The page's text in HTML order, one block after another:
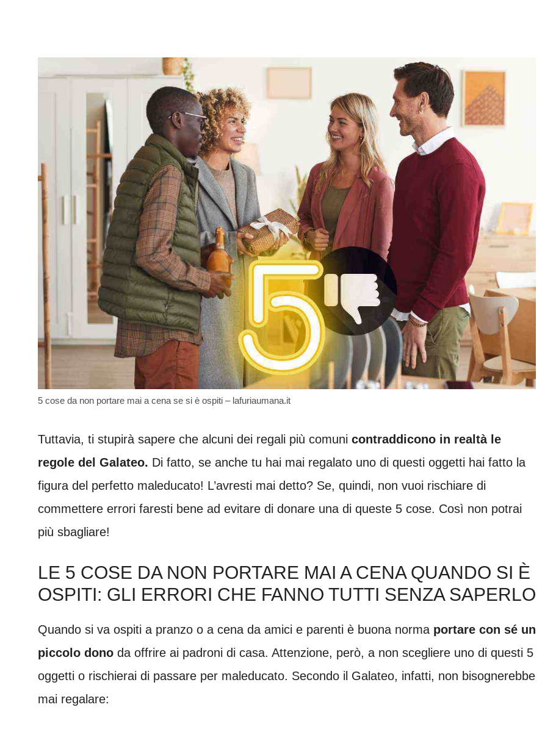
5 cose da non portare mai a cena se si è ospiti – lafuriaumana.it
Tuttavia, ti stupirà sapere che alcuni dei regali più comuni contraddicono in realtà le
regole del Galateo. Di fatto, se anche tu hai mai regalato uno di questi oggetti hai fatto la
figura del perfetto maleducato! L’avresti mai detto? Se, quindi, non vuoi rischiare di
commettere errori faresti bene ad evitare di donare una di queste 5 cose. Così non potrai
più sbagliare!
LE 5 COSE DA NON PORTARE MAI A CENA QUANDO SI È
OSPITI: GLI ERRORI CHE FANNO TUTTI SENZA SAPERLO
Quando si va ospiti a pranzo o a cena da amici e parenti è buona norma portare con sé un
piccolo dono da offrire ai padroni di casa. Attenzione, però, a non scegliere uno di questi 5
oggetti o rischierai di passare per maleducato. Secondo il Galateo, infatti, non bisognerebbe
mai regalare: